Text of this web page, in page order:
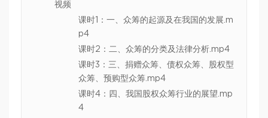
视频
课时1：一、众筹的起源及在我国的发展.m
p4
课时2：二、众筹的分类及法律分析.mp4
课时3：三、捐赠众筹、债权众筹、股权型
众筹、预购型众筹.mp4
课时4：四、我国股权众筹行业的展望.mp
4